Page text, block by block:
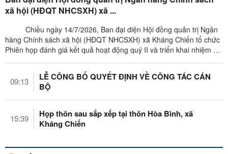
xã hội (HĐQT NHCSXH) xã ...
Chiều ngày 14/7/2026, Ban đại diện Hội đồng quản trị Ngân
hàng Chính sách xã hội (HĐQT NHCSXH) xã Kháng Chiến tổ chức
Phiên họp đánh giá kết quả hoạt động quý II và triển khai nhiệm vụ
09:13
LỄ CÔNG BỐ QUYẾT ĐỊNH VỀ CÔNG TÁC CÁN
BỘ
15:39
Họp thôn sau sắp xếp tại thôn Hòa Bình, xã
Kháng Chiến